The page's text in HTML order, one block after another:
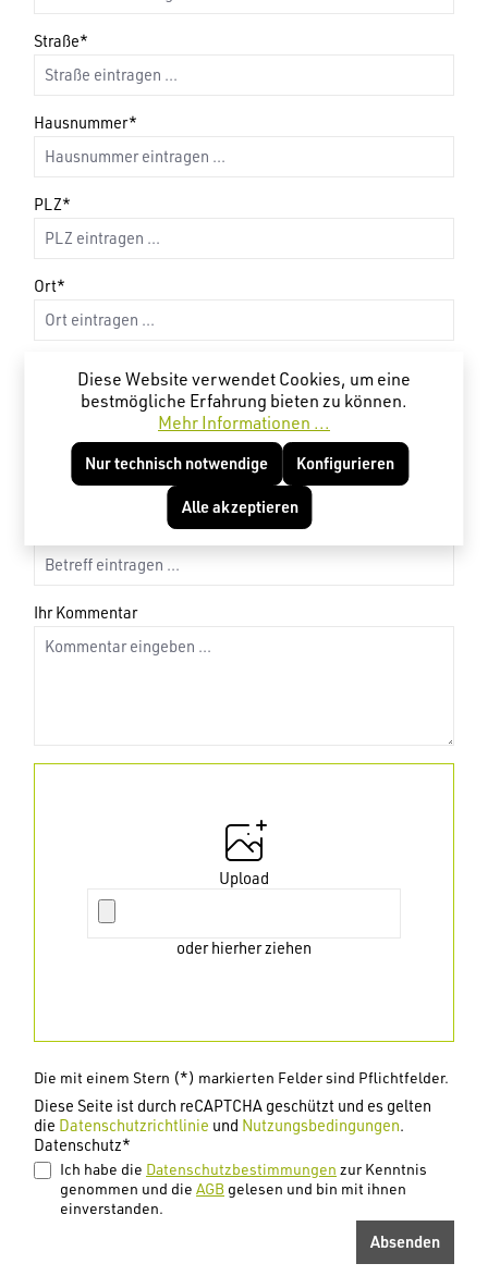
Straße*
Hausnummer*
PLZ*
Ort*
E-Mail Adresse*
Telefon*
Ihr Kommentar
Upload
oder hierher ziehen
Die mit einem Stern (*) markierten Felder sind Pflichtfelder.
Diese Seite ist durch reCAPTCHA geschützt und es gelten
die Datenschutzrichtlinie und Nutzungsbedingungen.
Datenschutz*
Ich habe die Datenschutzbestimmungen zur Kenntnis
genommen und die AGB gelesen und bin mit ihnen
einverstanden.
Absenden
Diese Website verwendet Cookies, um eine
bestmögliche Erfahrung bieten zu können.
Mehr Informationen ...
Nur technisch notwendige Konfigurieren
Alle akzeptieren